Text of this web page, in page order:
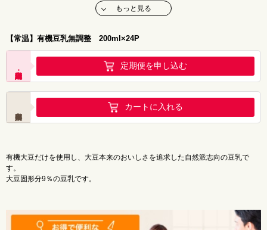
ナトリウム：0mg
もっと見る
【常温】有機豆乳無調整 200ml×24P
定期便を申し込む
カートに入れる
有機大豆だけを使用し、大豆本来のおいしさを追求した自然派志向の豆乳で
す。
大豆固形分9％の豆乳です。